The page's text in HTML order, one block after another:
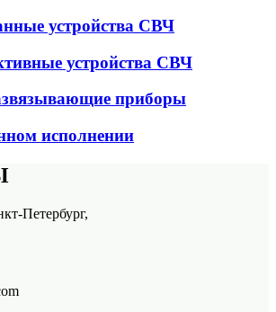
устройства СВЧ
устройства СВЧ
приборы
исполнении
Петербург,